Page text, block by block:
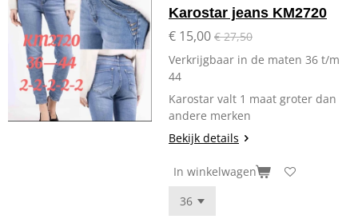
Karostar jeans KM2720
€ 15,00 € 27,50
Verkrijgbaar in de maten 36 t/m
44
Karostar valt 1 maat groter dan
andere merken
Bekijk details
In winkelwagen